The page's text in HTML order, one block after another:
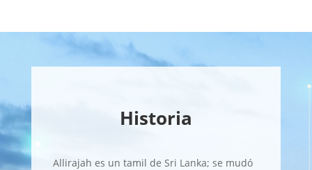
Historia
Allirajah es un tamil de Sri Lanka; se mudó